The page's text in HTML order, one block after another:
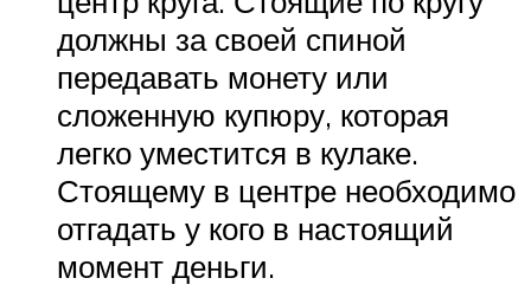
должны за своей спиной
передавать монету или
сложенную купюру, которая
легко уместится в кулаке.
Стоящему в центре необходимо
отгадать у кого в настоящий
момент деньги.